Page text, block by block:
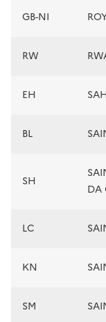
GB-NI
RW
EH
BL
SH
DA
LC
KN
SM